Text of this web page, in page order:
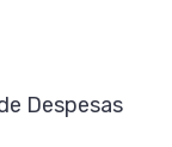
Despesas